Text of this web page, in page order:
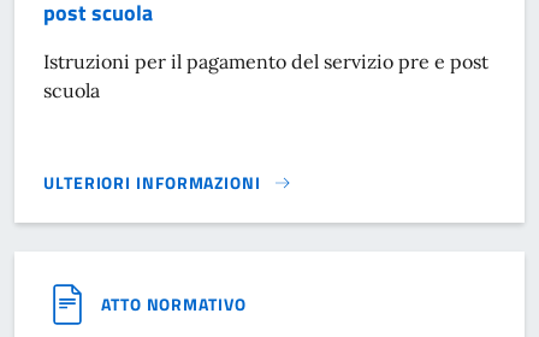
post scuola
Istruzioni per il pagamento del servizio pre e post
scuola
ULTERIORI INFORMAZIONI
ISTRUZIONI PER IL PAGAMENTO DEL SERVIZIO PRE E POST
ATTO NORMATIVO